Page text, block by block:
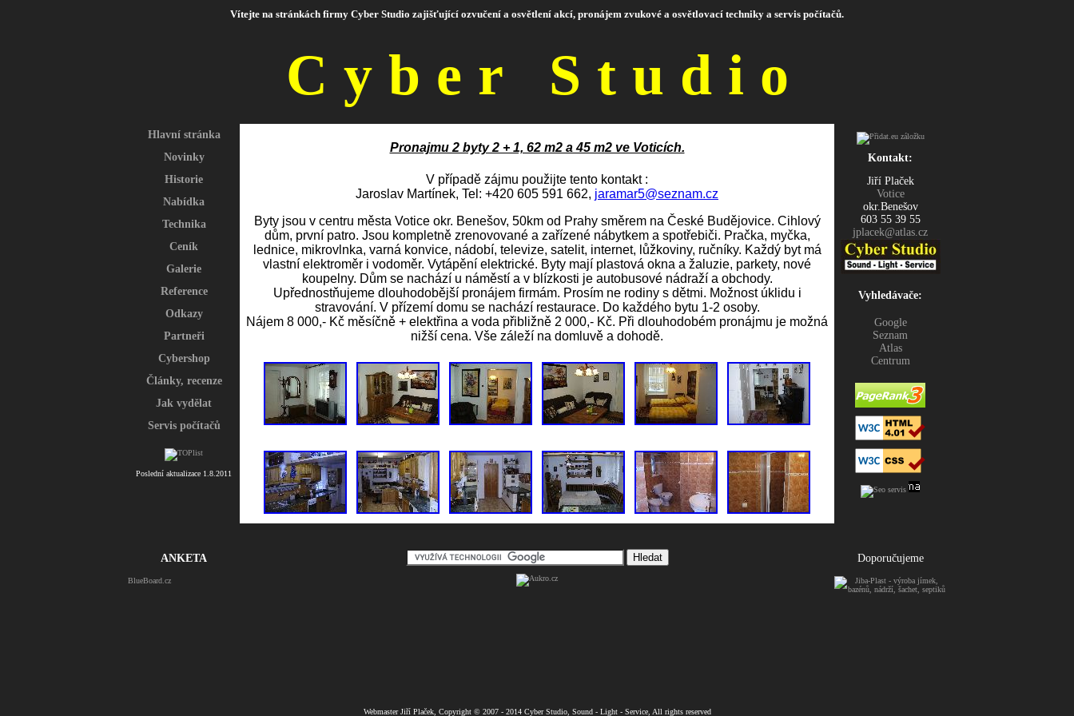
Vítejte na stránkách firmy Cyber Studio zajišťující ozvučení a osvětlení akcí, pronájem zvukové a osvětlovací techniky a servis počítačů.
Cyber Studio
Hlavní stránka
Novinky
Historie
Nabídka
Technika
Ceník
Galerie
Reference
Odkazy
Partneři
Cybershop
Články, recenze
Jak vydělat
Servis počítačů
Poslední aktualizace 1.8.2011
Kontakt:
Jiří Plaček
Votice
okr.Benešov
603 55 39 55
jplacek@atlas.cz
Vyhledávače:
Google
Seznam
Atlas
Centrum
ANKETA
BlueBoard.cz
Doporučujeme
Webmaster Jiří Plaček, Copyright © 2007 - 2014 Cyber Studio, Sound - Light - Service, All rights reserved